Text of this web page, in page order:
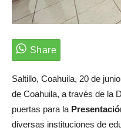
Saltillo, Coahuila, 20 de
de Coahuila, a través de la
puertas para la
diversas instituciones de